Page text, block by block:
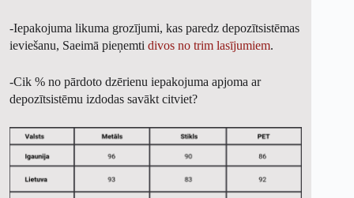
-Iepakojuma likuma grozījumi, kas paredz depozītsistēmas
ieviešanu, Saeimā pieņemti divos no trim lasījumiem.
-Cik % no pārdoto dzērienu iepakojuma apjoma ar
depozītsistēmu izdodas savākt citviet?